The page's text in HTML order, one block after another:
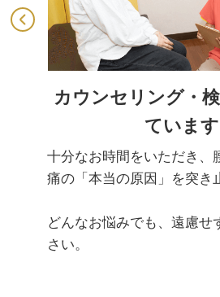
カウンセリング・
ています
十分なお時間をいただき、
痛の「本当の原因」を突き
どんなお悩みでも、遠慮せ
さい。